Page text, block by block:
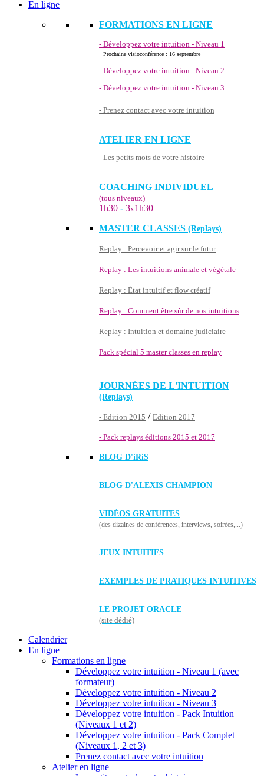
En ligne
FORMATIONS EN LIGNE
- Développez votre intuition - Niveau 1
Prochaine visioconférence : 16 septembre
- Développez votre intuition - Niveau 2
- Développez votre intuition - Niveau 3
- Prenez contact avec votre intuition
ATELIER EN LIGNE
- Les petits mots de votre histoire
COACHING INDIVIDUEL
(tous niveaux)
1h30 - 3x1h30
MASTER CLASSES (Replays)
Replay : Percevoir et agir sur le futur
Replay : Les intuitions animale et végétale
Replay : État intuitif et flow créatif
Replay : Comment être sûr de nos intuitions
Replay : Intuition et domaine judiciaire
Pack spécial 5 master classes en replay
JOURNÉES DE L'INTUITION
(Replays)
- Edition 2015 / Edition 2017
- Pack replays éditions 2015 et 2017
BLOG D'iRiS
BLOG D'ALEXIS CHAMPION
VIDÉOS GRATUITES
(des dizaines de conférences, interviews, soirées,...)
JEUX INTUITIFS
EXEMPLES DE PRATIQUES INTUITIVES
LE PROJET ORACLE
(site dédié)
Calendrier
En ligne
Formations en ligne
Développez votre intuition - Niveau 1 (avec
formateur)
Développez votre intuition - Niveau 2
Développez votre intuition - Niveau 3
Développez votre intuition - Pack Intuition
(Niveaux 1 et 2)
Développez votre intuition - Pack Complet
(Niveaux 1, 2 et 3)
Prenez contact avec votre intuition
Atelier en ligne